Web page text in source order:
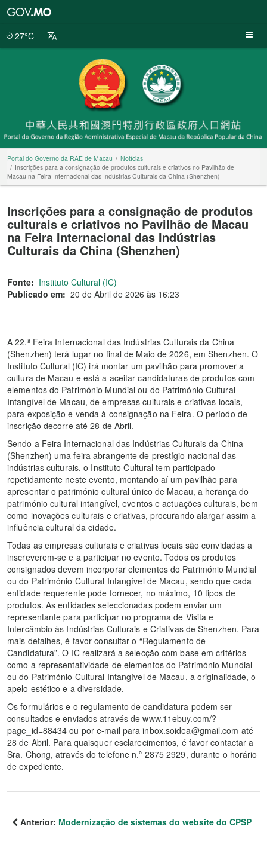
27°C
Portal do Governo da RAE de Macau
Notícias
Inscrições para a consignação de produtos culturais e criativos no Pavilhão de
Macau na Feira Internacional das Indústrias Culturais da China (Shenzhen)
Inscrições para a consignação de produtos
culturais e criativos no Pavilhão de Macau
na Feira Internacional das Indústrias
Culturais da China (Shenzhen)
Fonte: Instituto Cultural (IC)
Publicado em: 20 de Abril de 2026 às 16:23
A 22.ª Feira Internacional das Indústrias Culturais da China
(Shenzhen) terá lugar no final de Maio de 2026, em Shenzhen. O
Instituto Cultural (IC) irá montar um pavilhão para promover a
cultura de Macau e está a aceitar candidaturas de produtos com
elementos do Património Mundial ou do Património Cultural
Intangível de Macau, de empresas culturais e criativas locais,
para exposição e venda à consignação na Feira. O período de
inscrição decorre até 28 de Abril.
Sendo a Feira Internacional das Indústrias Culturais da China
(Shenzhen) uma feira abrangente de prestígio nacional das
indústrias culturais, o Instituto Cultural tem participado
repetidamente neste evento, montando aí um pavilhão para
apresentar o património cultural único de Macau, a herança do
património cultural intangível, eventos e actuações culturais, bem
como inovações culturais e criativas, procurando alargar assim a
influência cultural da cidade.
Todas as empresas culturais e criativas locais são convidadas a
inscreverem-se e a participar no evento. Todos os produtos
consignados devem incorporar elementos do Património Mundial
ou do Património Cultural Intangível de Macau, sendo que cada
entidade requerente pode fornecer, no máximo, 10 tipos de
produtos. As entidades seleccionadas podem enviar um
representante para participar no programa de Visita e
Intercâmbio às Indústrias Culturais e Criativas de Shenzhen. Para
mais detalhes, é favor consultar o “Regulamento de
Candidatura”. O IC realizará a selecção com base em critérios
como a representatividade de elementos do Património Mundial
ou do Património Cultural Intangível de Macau, a originalidade, o
apelo estético e a diversidade.
Os formulários e o regulamento de candidatura podem ser
consultados e enviados através de www.11ebuy.com/?
page_id=88434 ou por e-mail para inbox.soidea@gmail.com até
28 de Abril. Para quaisquer esclarecimentos, é favor contactar a
Sra. Chong, através do telefone n.º 2875 2929, durante o horário
de expediente.
Anterior: Modernização de sistemas do website do CPSP